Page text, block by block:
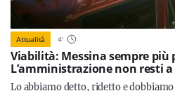
Attualità 4'
Viabilità: Messina sempre più
L’amministrazione non resti
Lo abbiamo detto, ridetto e